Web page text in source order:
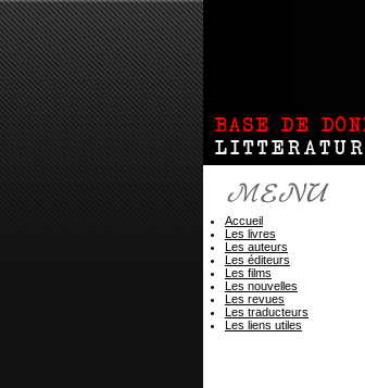
Accueil
Les livres
Les auteurs
Les éditeurs
Les films
Les nouvelles
Les revues
Les traducteurs
Les liens utiles